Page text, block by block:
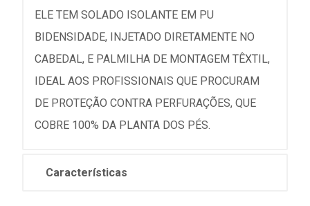
ELE TEM SOLADO ISOLANTE EM PU
BIDENSIDADE, INJETADO DIRETAMENTE NO
CABEDAL, E PALMILHA DE MONTAGEM TÊXTIL,
IDEAL AOS PROFISSIONAIS QUE PROCURAM
DE PROTEÇÃO CONTRA PERFURAÇÕES, QUE
COBRE 100% DA PLANTA DOS PÉS.
Características